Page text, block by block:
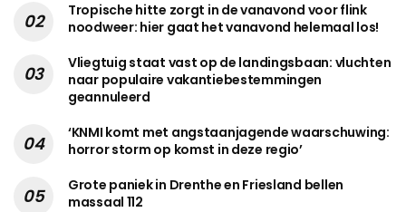
Tropische hitte zorgt in de vanavond voor flink
noodweer: hier gaat het vanavond helemaal los!
Vliegtuig staat vast op de landingsbaan: vluchten
naar populaire vakantiebestemmingen
geannuleerd
‘KNMI komt met angstaanjagende waarschuwing:
horror storm op komst in deze regio’
Grote paniek in Drenthe en Friesland bellen
massaal 112